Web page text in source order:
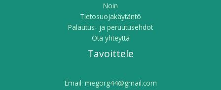
Noin
Tietosuojakäytäntö
Palautus- ja peruutusehdot
Ota yhteyttä
Tavoittele
Email: megorg44@gmail.com